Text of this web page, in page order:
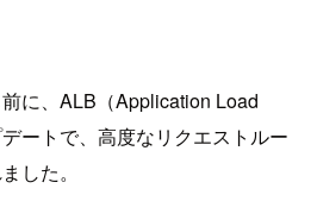
に、ALB（Application Load
ートで、高度なリクエストルー
した。